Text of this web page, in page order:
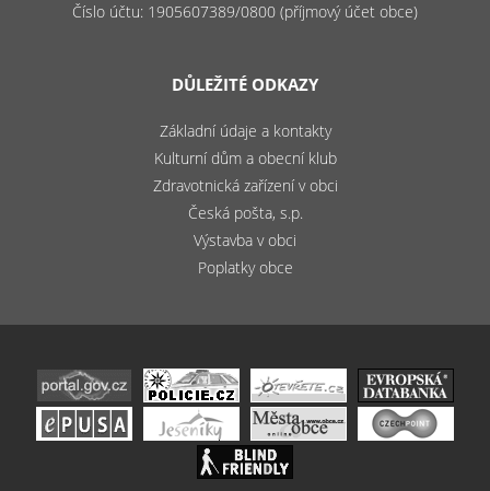
Číslo účtu: 1905607389/0800 (příjmový účet obce)
DŮLEŽITÉ ODKAZY
Základní údaje a kontakty
Kulturní dům a obecní klub
Zdravotnická zařízení v obci
Česká pošta, s.p.
Výstavba v obci
Poplatky obce